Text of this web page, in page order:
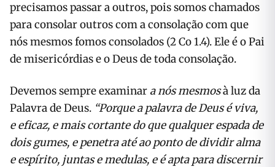
precisamos passar a outros, pois somos chamados
para consolar outros com a consolação com que
nós mesmos fomos consolados (2 Co 1.4). Ele é o Pai
de misericórdias e o Deus de toda consolação.
Devemos sempre examinar a nós mesmosà luz da
Palavra de Deus. “Porque a palavra de Deus é viva,
e eficaz, e mais cortante do que qualquer espada de
dois gumes, e penetra até ao ponto de dividir alma
e espírito, juntas e medulas, e é apta para discernir